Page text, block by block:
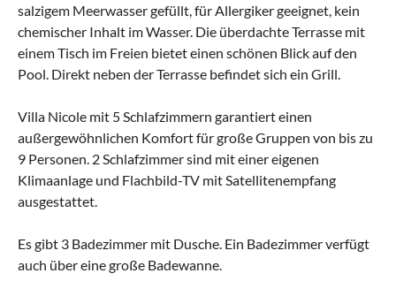
salzigem Meerwasser gefüllt, für Allergiker geeignet, kein
chemischer Inhalt im Wasser. Die überdachte Terrasse mit
einem Tisch im Freien bietet einen schönen Blick auf den
Pool. Direkt neben der Terrasse befindet sich ein Grill.
Villa Nicole mit 5 Schlafzimmern garantiert einen
außergewöhnlichen Komfort für große Gruppen von bis zu
9 Personen. 2 Schlafzimmer sind mit einer eigenen
Klimaanlage und Flachbild-TV mit Satellitenempfang
ausgestattet.
Es gibt 3 Badezimmer mit Dusche. Ein Badezimmer verfügt
auch über eine große Badewanne.